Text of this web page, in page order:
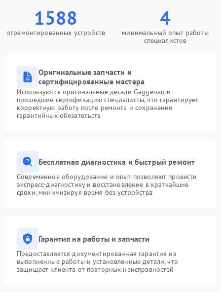
1588
отремонтированных устройств
4
минимальный опыт работы
специалистов
Оригинальные запчасти и
сертифицированные мастера
Используются оригинальные детали Gaggenau и
прошедшие сертификацию специалисты, что гарантирует
корректную работу после ремонта и сохранение
гарантийных обязательств
Бесплатная диагностика и быстрый ремонт
Современное оборудование и опыт позволяют провести
экспресс-диагностику и восстановление в кратчайшие
сроки, минимизируя время без устройства
Гарантия на работы и запчасти
Предоставляется документированная гарантия на
выполненные работы и установленные детали, что
защищает клиента от повторных неисправностей